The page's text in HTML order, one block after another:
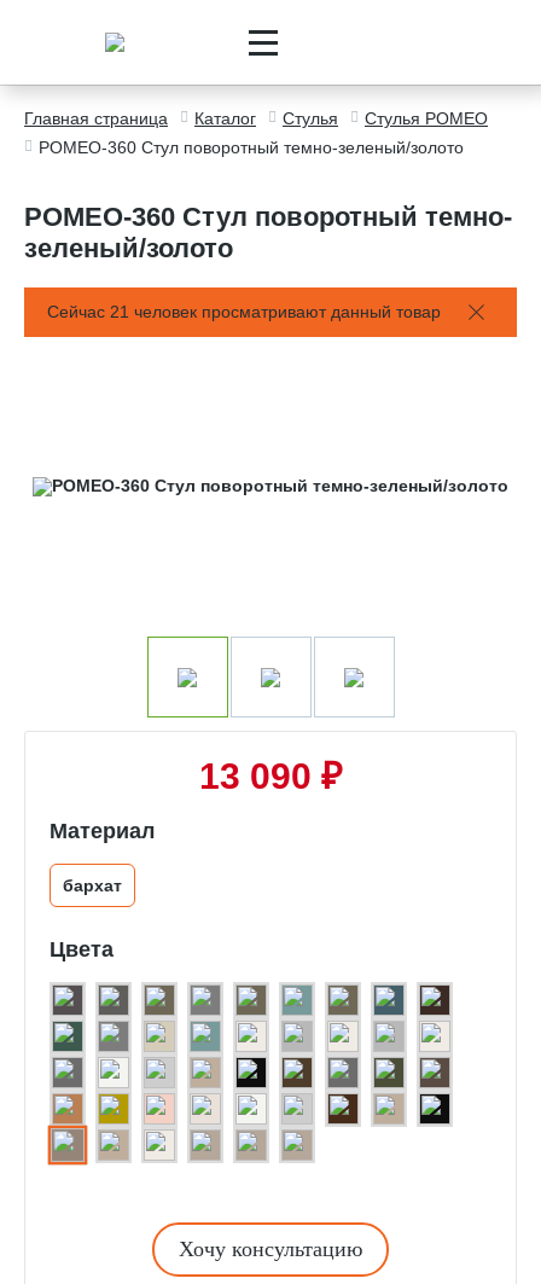
Главная страница Каталог Стулья
Стулья РОМЕО
РОМЕО-360 Стул поворотный темно-зеленый/золото
РОМЕО-360 Стул поворотный темно-
зеленый/золото
Сейчас 21 человек просматривают данный товар
13 090 ₽
Материал
бархат
Цвета
Хочу консультацию